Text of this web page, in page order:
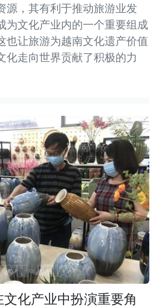
源，其有利于推动旅游业发
为文化产业内的一个重要组成
也让旅游为越南文化遗产价值
化走向世界贡献了积极的力
化产业中扮演重要角